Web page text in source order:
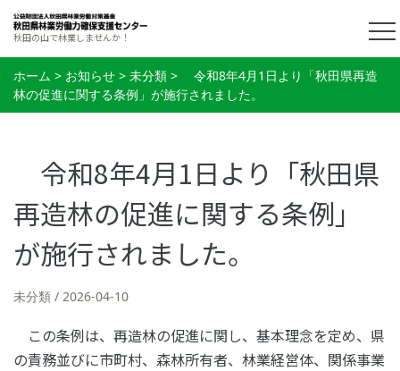
秋田の山で林業しませんか！
ホーム > お知らせ > 未分類 >
令和8年4月1日より「秋田県再造
林の促進に関する条例」が施行されました。
令和8年4月1日より「秋田県
再造林の促進に関する条例」
が施行されました。
未分類 2026-04-10
この条例は、再造林の促進に関し、基本理念を定め、県
の責務並びに市町村、森林所有者、林業経営体、関係事業